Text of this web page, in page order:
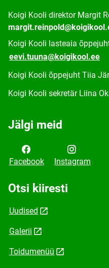
Koigi Kooli direktor Margit
Koigi Kooli lasteaia
eevi.tuuna@koigikool.ee
Koigi Kooli õppejuht Tiia
Koigi Kooli sekretär Liina
Jälgi meid
Facebook Instagram
Otsi kiiresti
Uudised
Galerii
Toidumenüü